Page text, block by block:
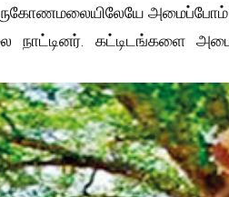
அமைப்போம்
கட்டிடங்களை